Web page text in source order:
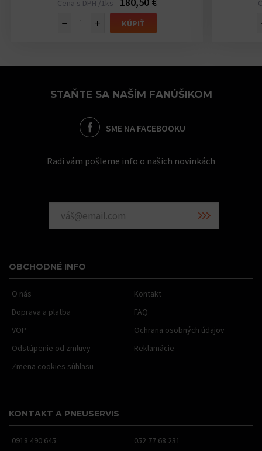
Cena s DPH /1ks
−
+ KÚPIŤ
STAŇTE SA NAŠÍM FANÚŠIKOM
SME NA FACEBOOKU
Radi vám pošleme info o našich novinkách
OBCHODNÉ INFO
O nás
Kontakt
Doprava a platba
FAQ
VOP
Ochrana osobných údajov
Odstúpenie od zmluvy
Reklamácie
Zmena cookies súhlasu
KONTAKT A PNEUSERVIS
0918 490 645
052 77 68 231